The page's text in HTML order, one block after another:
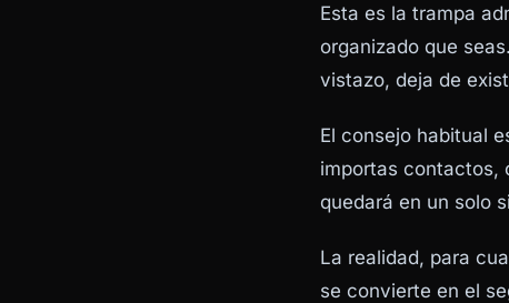
Esta es la trampa
organizado que
vistazo, deja de
El consejo habitual
importas contactos,
quedará en un solo
La realidad, para
se convierte en el